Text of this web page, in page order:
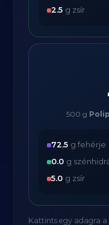
2.5 g zsír
500 g Polip
72.5 g fehérje
0.0 g
5.0 g zsír
Kattints egy adagra